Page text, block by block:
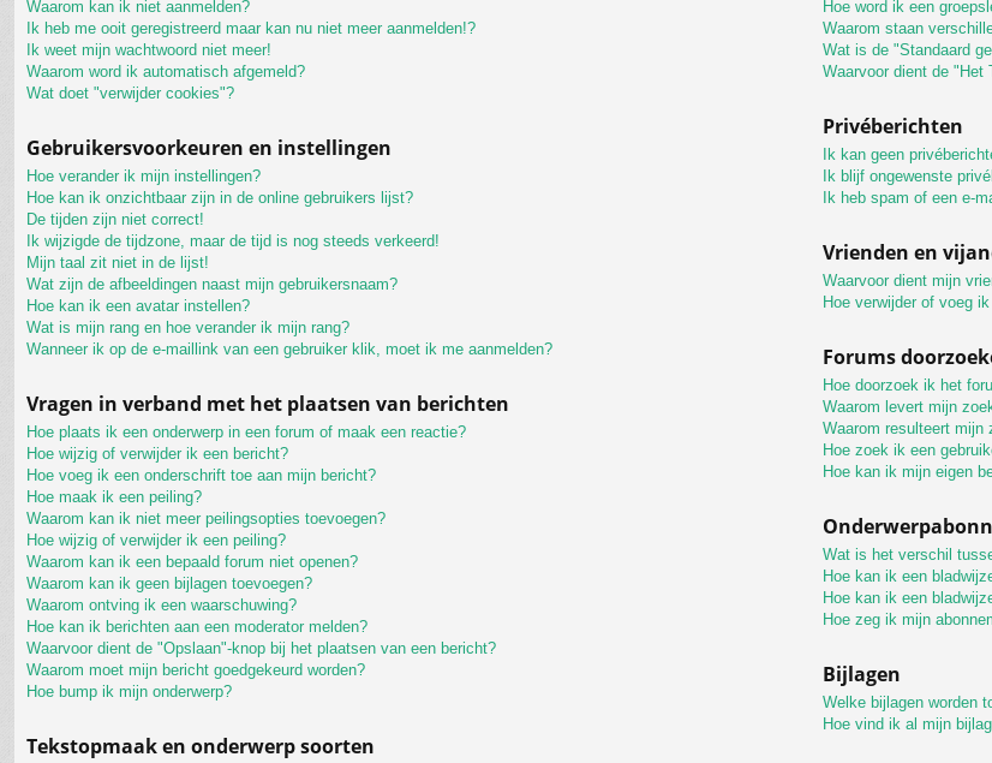
Waarom kan ik niet aanmelden?
Ik heb me ooit geregistreerd maar kan nu niet meer aanmelden!?
Ik weet mijn wachtwoord niet meer!
Waarom word ik automatisch afgemeld?
Wat doet "verwijder cookies"?
Gebruikersvoorkeuren en instellingen
Hoe verander ik mijn instellingen?
Hoe kan ik onzichtbaar zijn in de online gebruikers lijst?
De tijden zijn niet correct!
Ik wijzigde de tijdzone, maar de tijd is nog steeds verkeerd!
Mijn taal zit niet in de lijst!
Wat zijn de afbeeldingen naast mijn gebruikersnaam?
Hoe kan ik een avatar instellen?
Wat is mijn rang en hoe verander ik mijn rang?
Wanneer ik op de e-maillink van een gebruiker klik, moet ik me aanmelden?
Vragen in verband met het plaatsen van berichten
Hoe plaats ik een onderwerp in een forum of maak een reactie?
Hoe wijzig of verwijder ik een bericht?
Hoe voeg ik een onderschrift toe aan mijn bericht?
Hoe maak ik een peiling?
Waarom kan ik niet meer peilingsopties toevoegen?
Hoe wijzig of verwijder ik een peiling?
Waarom kan ik een bepaald forum niet openen?
Waarom kan ik geen bijlagen toevoegen?
Waarom ontving ik een waarschuwing?
Hoe kan ik berichten aan een moderator melden?
Waarvoor dient de "Opslaan"-knop bij het plaatsen van een bericht?
Waarom moet mijn bericht goedgekeurd worden?
Hoe bump ik mijn onderwerp?
Tekstopmaak en onderwerp soorten
Hoe word ik een
Waarom staan
Wat is de "Standaard
Waarvoor dient de "Het
Privéberichten
Ik kan geen
Ik blijf ongewenste
Ik heb spam of een e-
Vrienden en
Waarvoor dient mijn
Hoe verwijder of voeg
Forums
Hoe doorzoek ik het
Waarom levert mijn
Waarom resulteert mijn
Hoe zoek ik een
Hoe kan ik mijn eigen
Wat is het verschil
Hoe kan ik een
Hoe kan ik een
Hoe zeg ik mijn
Bijlagen
Welke bijlagen worden
Hoe vind ik al mijn